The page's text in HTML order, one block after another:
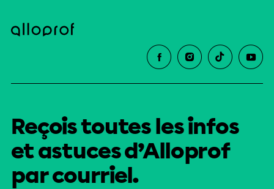
Reçois toutes les infos
et astuces d’Alloprof
par courriel.